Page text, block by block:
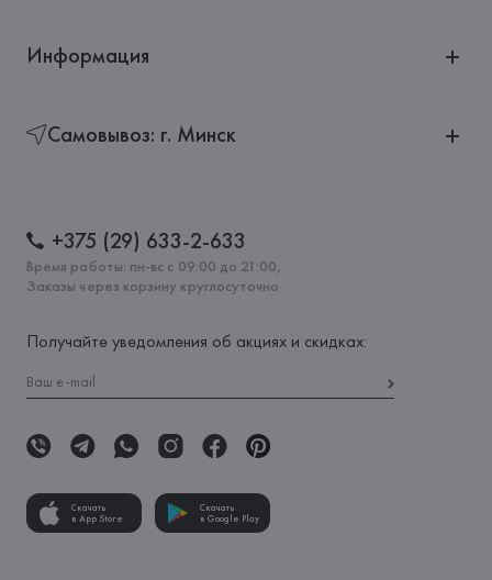
Информация
Самовывоз: г. Минск
+375 (29) 633-2-633
Время работы: пн-вс с 09:00 до 21:00,
Заказы через корзину круглосуточно
Получайте уведомления об акциях и скидках:
Скачать
в App Store
Скачать
в Google Play